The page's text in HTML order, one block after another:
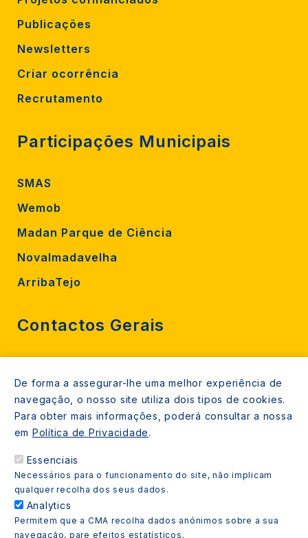
Publicações
Newsletters
Criar ocorrência
Recrutamento
Participações Municipais
SMAS
Wemob
Madan Parque de Ciência
Novalmadavelha
ArribaTejo
Contactos Gerais
800206770 (gratuito rede fixa)
Contacte-nos
Espaços de atendimento
Livro Amarelo
De forma a assegurar-lhe uma melhor experiência de
navegação, o nosso site utiliza dois tipos de cookies.
Para obter mais informações, poderá consultar a nossa
em Política de Privacidade.
Essenciais
Necessários para o funcionamento do site, não implicam
qualquer recolha dos seus dados.
Analytics
Permitem que a CMA recolha dados anónimos sobre a sua
navegação, pare efeitos estatísticos.